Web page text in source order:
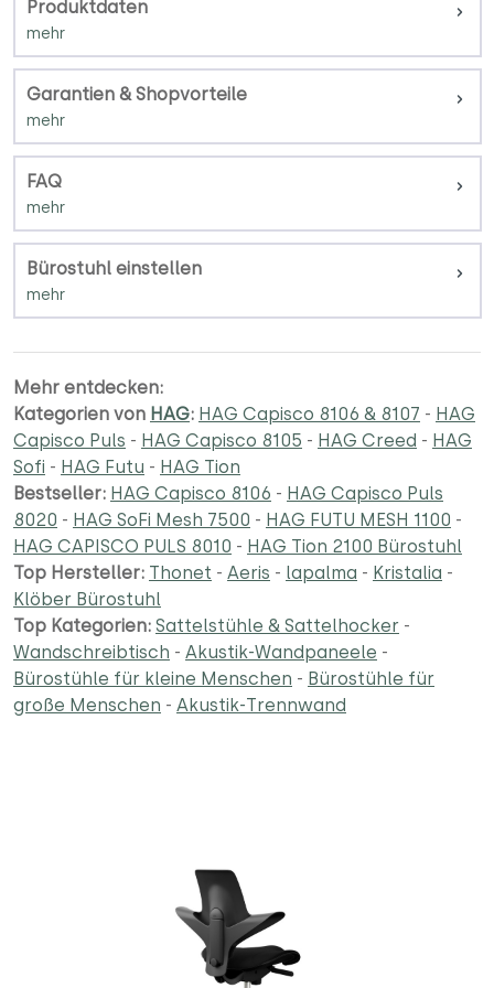
Produktdaten
Garantien & Shopvorteile
FAQ
Bürostuhl einstellen
Mehr entdecken:
Kategorien von HAG: HAG Capisco 8106 & 8107 - HAG
Capisco Puls - HAG Capisco 8105 - HAG Creed - HAG
Sofi - HAG Futu - HAG Tion
Bestseller: HAG Capisco 8106 - HAG Capisco Puls
8020 - HAG SoFi Mesh 7500 - HAG FUTU MESH 1100 -
HAG CAPISCO PULS 8010 - HAG Tion 2100 Bürostuhl
Top Hersteller: Thonet - Aeris - lapalma - Kristalia -
Klöber Bürostuhl
Top Kategorien: Sattelstühle & Sattelhocker -
Wandschreibtisch - Akustik-Wandpaneele -
Bürostühle für kleine Menschen - Bürostühle für
große Menschen - Akustik-Trennwand